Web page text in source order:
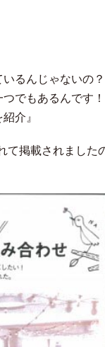
るんじゃないの？
でもあるんです！
介』
て掲載されました